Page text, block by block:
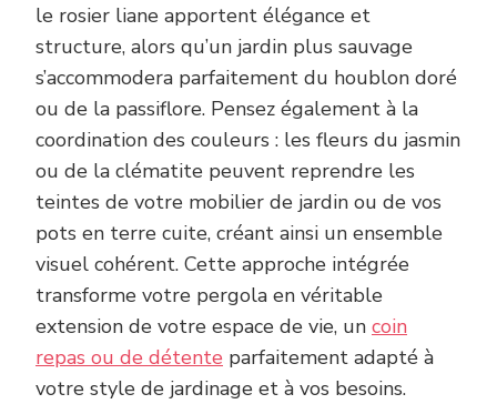
le rosier liane apportent élégance et
structure, alors qu’un jardin plus sauvage
s’accommodera parfaitement du houblon doré
ou de la passiflore. Pensez également à la
coordination des couleurs : les fleurs du jasmin
ou de la clématite peuvent reprendre les
teintes de votre mobilier de jardin ou de vos
pots en terre cuite, créant ainsi un ensemble
visuel cohérent. Cette approche intégrée
transforme votre pergola en véritable
extension de votre espace de vie, un coin
repas ou de détente parfaitement adapté à
votre style de jardinage et à vos besoins.